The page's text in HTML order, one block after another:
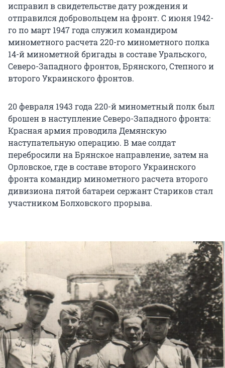
исправил в свидетельстве дату рождения и
отправился добровольцем на фронт. С июня 1942-
го по март 1947 года служил командиром
минометного расчета 220-го минометного полка
14-й минометной бригады в составе Уральского,
Северо-Западного фронтов, Брянского, Степного и
второго Украинского фронтов.
20 февраля 1943 года 220-й минометный полк был
брошен в наступление Северо-Западного фронта:
Красная армия проводила Демянскую
наступательную операцию. В мае солдат
перебросили на Брянское направление, затем на
Орловское, где в составе второго Украинского
фронта командир минометного расчета второго
дивизиона пятой батареи сержант Стариков стал
участником Болховского прорыва.